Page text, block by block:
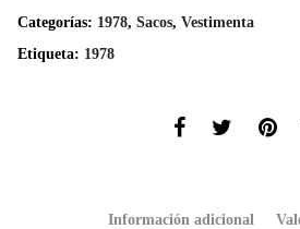
Categorías: 1978, Sacos, Vestimenta
Etiqueta: 1978
Información adicional